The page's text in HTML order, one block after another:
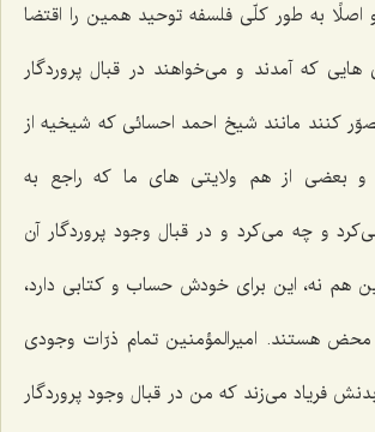
به طور كلّی فلسفه توحید همین را اقتضا
هایی كه آمدند و می‌خواهند در قبال پروردگار
كنند مانند شیخ احمد احسائی كه شیخیه از
و بعضی از هم ولایتی های ما كه راجع به
و چه می‌كرد و در قبال وجود پروردگار آن
هم نه، این برای خودش حساب و كتابی دارد،
هستند. امیرالمؤمنین تمام ذرّات وجودی
فریاد می‌زند كه من در قبال وجود پروردگار